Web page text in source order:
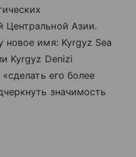
Центральной Азии.
новое имя: Kyrgyz Sea
Kyrgyz Denizi
его более
значимость